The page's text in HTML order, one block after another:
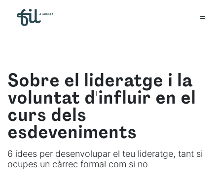
Sobre el lideratge i la
voluntat d'influir en el
curs dels
esdeveniments
6 idees per desenvolupar el teu lideratge, tant si
ocupes un càrrec formal com si no